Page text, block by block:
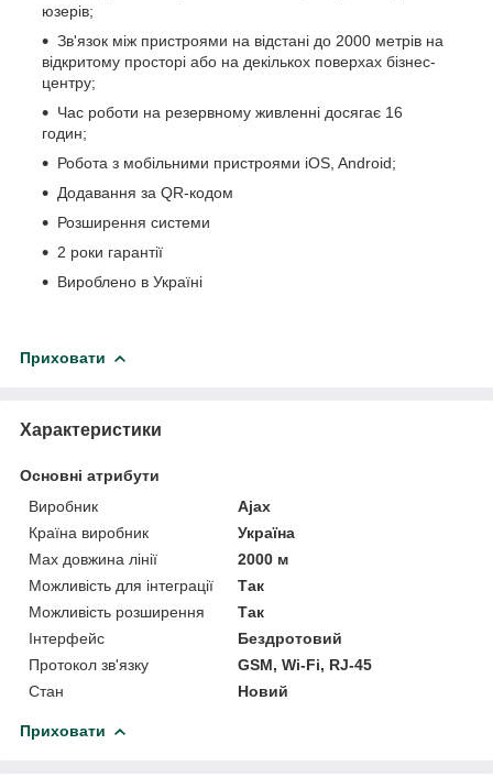
юзерів;
Зв'язок між пристроями на відстані до 2000 метрів на
відкритому просторі або на декількох поверхах бізнес-
центру;
Час роботи на резервному живленні досягає 16
годин;
Робота з мобільними пристроями iOS, Android;
Додавання за QR-кодом
Розширення системи
2 роки гарантії
Вироблено в Україні
Приховати
Характеристики
Основні атрибути
Виробник
Ajax
Країна виробник
Україна
Max довжина лінії
2000 м
Можливість для інтеграції
Так
Можливість розширення
Так
Інтерфейс
Бездротовий
Протокол зв'язку
GSM, Wi-Fi, RJ-45
Стан
Новий
Приховати